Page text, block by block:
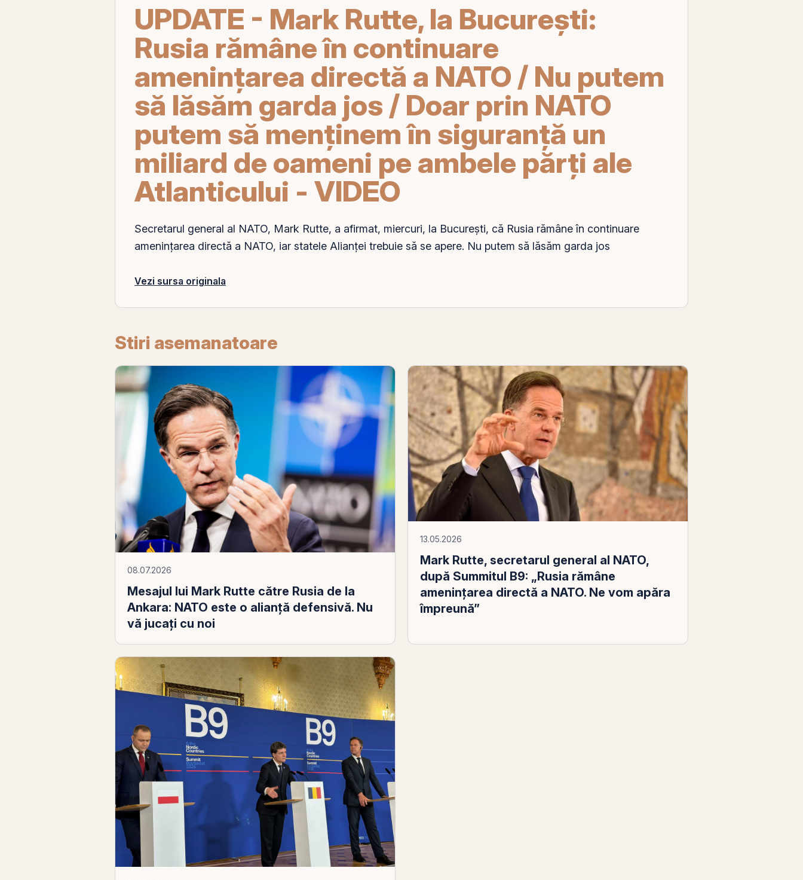
UPDATE - Mark Rutte, la Bucureşti:
Rusia rămâne în continuare
ameninţarea directă a NATO / Nu putem
să lăsăm garda jos / Doar prin NATO
putem să menţinem în siguranţă un
miliard de oameni pe ambele părţi ale
Atlanticului - VIDEO
Secretarul general al NATO, Mark Rutte, a afirmat, miercuri, la Bucureşti, că Rusia rămâne în continuare
ameninţarea directă a NATO, iar statele Alianţei trebuie să se apere. Nu putem să lăsăm garda jos
Vezi sursa originala
Stiri asemanatoare
08.07.2026
Mesajul lui Mark Rutte către Rusia de la
Ankara: NATO este o alianță defensivă. Nu
vă jucați cu noi
13.05.2026
Mark Rutte, secretarul general al NATO,
după Summitul B9: „Rusia rămâne
amenințarea directă a NATO. Ne vom apăra
împreună”